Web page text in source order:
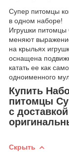
Супер питомцы
в одном наборе!
Игрушки питомцы
меняют
на крыльях
оснащена
катать ее как
одноименного
Купить
питомцы
с
Скрыть